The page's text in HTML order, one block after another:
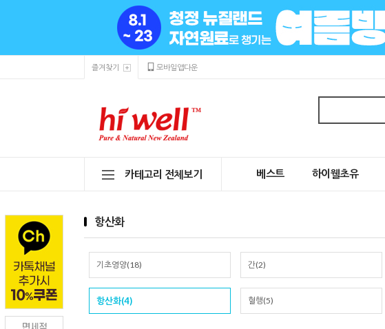
즐겨찾기 모바일앱다운
카테고리 전체보기 베스트 하이웰초유
항산화
기초영양(18) 간(2)
항산화(4) 혈행(5)